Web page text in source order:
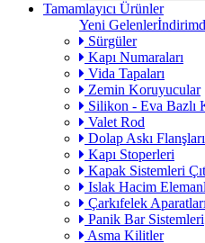
Tamamlayıcı Ürünler
Yeni Gelenler
Sürgüler
Kapı Numaraları
Vida Tapaları
Zemin Koruyucular
Silikon - Eva Bazlı
Valet Rod
Dolap Askı Flanşları
Kapı Stoperleri
Kapak Sistemleri
Islak Hacim
Çarkıfelek Aparatları
Panik Bar Sistemleri
Asma Kilitler